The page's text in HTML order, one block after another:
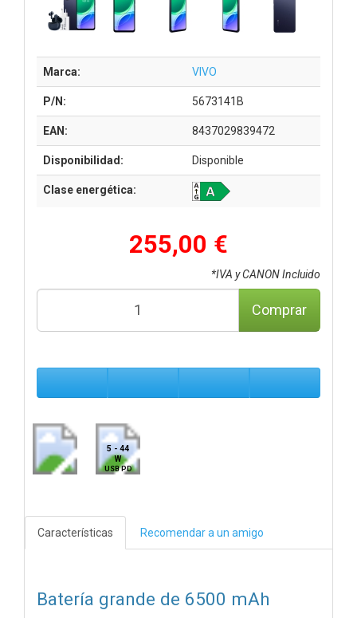
Marca: VIVO
P/N: 5673141B
EAN: 8437029839472
Disponibilidad: Disponible
Clase energética:
255,00 €
*IVA y CANON Incluido
Comprar
5 - 44
W
USB PD
Características Recomendar a un amigo
Batería grande de 6500 mAh